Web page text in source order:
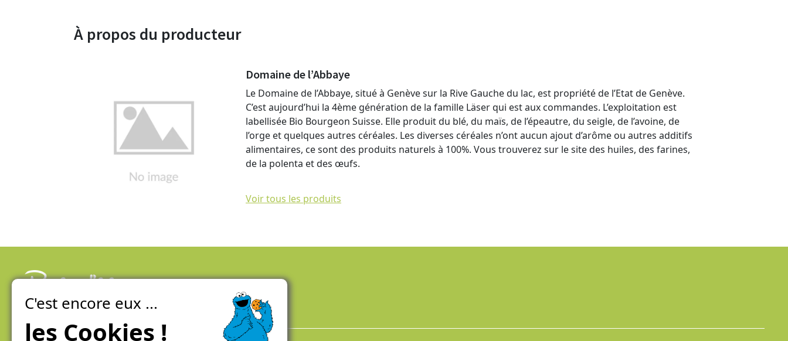
À propos du producteur
Domaine de l’Abbaye
Le Domaine de l’Abbaye, situé à Genève sur la Rive Gauche du lac, est propriété de l’Etat de Genève.
C’est aujourd’hui la 4ème génération de la famille Läser qui est aux commandes. L’exploitation est
labellisée Bio Bourgeon Suisse. Elle produit du blé, du maïs, de l’épeautre, du seigle, de l’avoine, de
l’orge et quelques autres céréales. Les diverses céréales n’ont aucun ajout d’arôme ou autres additifs
alimentaires, ce sont des produits naturels à 100%. Vous trouverez sur le site des huiles, des farines,
de la polenta et des œufs.
Voir tous les produits
La ferme de Genève
C'est encore eux ...
les Cookies !